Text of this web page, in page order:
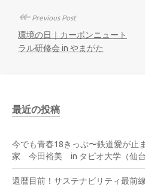
↞Previous Post
環境の日｜カーボンニュート
ラル研修会 in やまがた
最近の投稿
今でも青春18きっぷ〜鉄道愛が
家 今田裕美 in タピオ大学（仙台
還暦目前！サステナビリティ最前